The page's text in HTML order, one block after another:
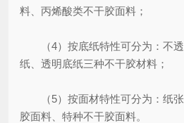
料、丙烯酸类不干胶面料；
（4）按底纸特性可分为：不透
纸、透明底纸三种不干胶材料；
（5）按面材特性可分为：纸张
胶面料、特种不干胶面料。